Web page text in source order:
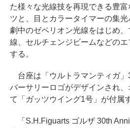
た様々な光線技を再現できる豊
ツと、目とカラータイマーの集光
劇中のゼペリオン光線をはじめ
線、セルチェンジビームなどの
する。
台座は「ウルトラマンティガ」
バーサリーロゴがデザインされ
て「ガッツウイング1号」が付属
「S.H.Figuarts ゴルザ 30th